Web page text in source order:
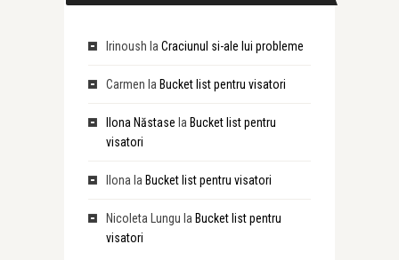
Irinoush la Craciunul si-ale lui probleme
Carmen la Bucket list pentru visatori
Ilona Năstase la Bucket list pentru
visatori
Ilona la Bucket list pentru visatori
Nicoleta Lungu la Bucket list pentru
visatori